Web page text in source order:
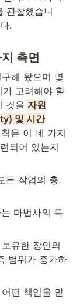
관찰했습니
.
측면
해 왔으며 몇
가 고려해야 할
것을 자원
및 시간
은 이 네 가지
되어 있는지
든 작업의 총
마법사의 특
유한 장인의
범위가 증가하
떤 책임을 맡